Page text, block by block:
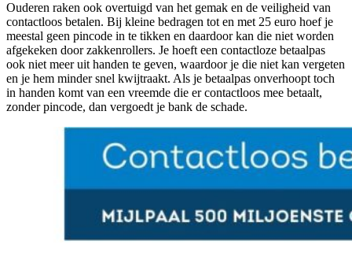
Ouderen raken ook overtuigd van het gemak en de veiligheid van
contactloos betalen. Bij kleine bedragen tot en met 25 euro hoef je
meestal geen pincode in te tikken en daardoor kan die niet worden
afgekeken door zakkenrollers. Je hoeft een contactloze betaalpas
ook niet meer uit handen te geven, waardoor je die niet kan vergeten
en je hem minder snel kwijtraakt. Als je betaalpas onverhoopt toch
in handen komt van een vreemde die er contactloos mee betaalt,
zonder pincode, dan vergoedt je bank de schade.